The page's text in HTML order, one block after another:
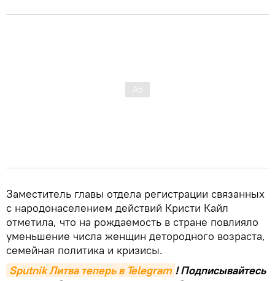
Заместитель главы отдела регистрации связанных
с народонаселением действий Кристи Кайл
отметила, что на рождаемость в стране повлияло
уменьшение числа женщин детородного возраста,
семейная политика и кризисы.
Sputnik Литва теперь в Telegram ! Подписывайтесь